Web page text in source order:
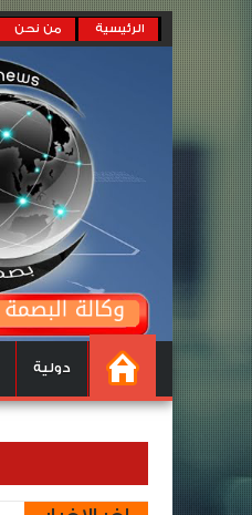
الرئيسية من نحن
دولية